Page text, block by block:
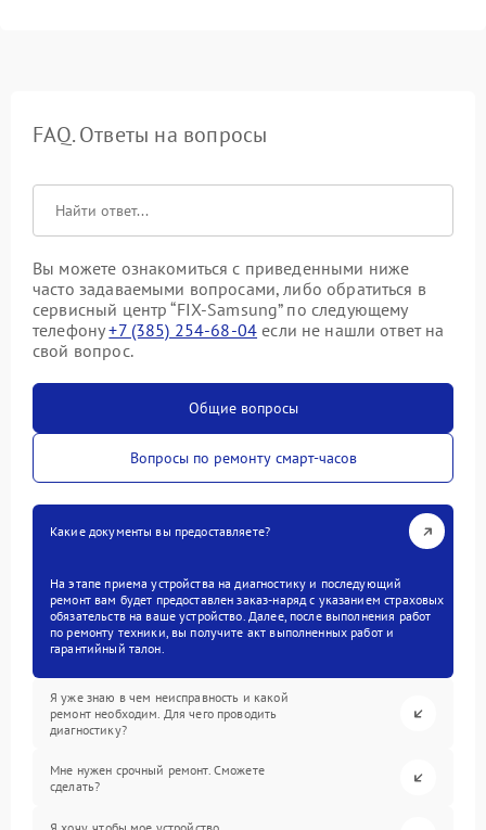
FAQ. Ответы на вопросы
Вы можете ознакомиться с приведенными ниже
часто задаваемыми вопросами, либо обратиться в
сервисный центр “FIX-Samsung” по следующему
телефону+7 (385) 254-68-04 если не нашли ответ на
свой вопрос.
Общие вопросы
Вопросы по ремонту смарт-часов
Какие документы вы предоставляете?
На этапе приема устройства на диагностику и последующий
ремонт вам будет предоставлен заказ-наряд с указанием страховых
обязательств на ваше устройство. Далее, после выполнения работ
по ремонту техники, вы получите акт выполненных работ и
гарантийный талон.
Я уже знаю в чем неисправность и какой
ремонт необходим. Для чего проводить
диагностику?
Мне нужен срочный ремонт. Сможете
сделать?
Я хочу, чтобы мое устройство